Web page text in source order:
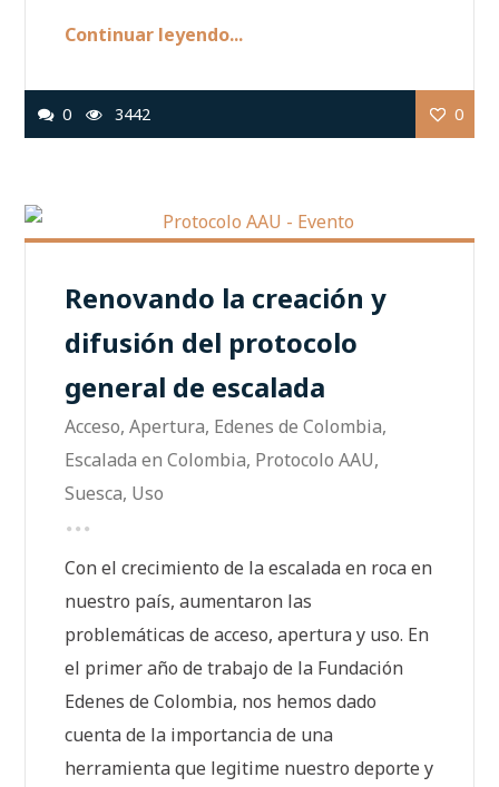
Continuar leyendo...
0 3442 0
Renovando la creación y
difusión del protocolo
general de escalada
Acceso,Apertura, Edenes de Colombia,
Escalada en Colombia, Protocolo AAU,
Suesca, Uso
Con el crecimiento de la escalada en roca en
nuestro país, aumentaron las
problemáticas de acceso, apertura y uso. En
el primer año de trabajo de la Fundación
Edenes de Colombia, nos hemos dado
cuenta de la importancia de una
herramienta que legitime nuestro deporte y